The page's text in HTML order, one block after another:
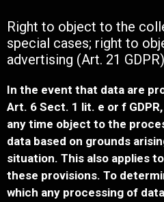
Right to object to the
special cases; right to
advertising (Art. 21 GDPR)
In the event that data are
Art. 6 Sect. 1 lit. e or f
any time object to the
data based on grounds
situation. This also applies
these provisions. To
which any processing of